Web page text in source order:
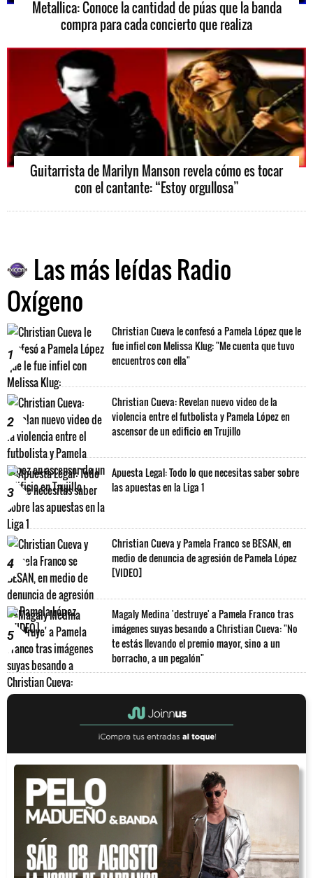
Metallica: Conoce la cantidad de púas que la banda
compra para cada concierto que realiza
Guitarrista de Marilyn Manson revela cómo es tocar
con el cantante: “Estoy orgullosa”
Las más leídas Radio
Oxígeno
1
Christian Cueva le confesó a Pamela López que le
fue infiel con Melissa Klug: "Me cuenta que tuvo
encuentros con ella"
2
Christian Cueva: Revelan nuevo video de la
violencia entre el futbolista y Pamela López en
ascensor de un edificio en Trujillo
3
Apuesta Legal: Todo lo que necesitas saber sobre
las apuestas en la Liga 1
4
Christian Cueva y Pamela Franco se BESAN, en
medio de denuncia de agresión de Pamela López
[VIDEO]
5
Magaly Medina 'destruye' a Pamela Franco tras
imágenes suyas besando a Christian Cueva: "No
te estás llevando el premio mayor, sino a un
borracho, a un pegalón"